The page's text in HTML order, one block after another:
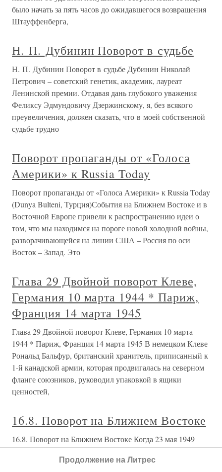
было начать за пять часов до ожидавшегося возвращения
Штауффенберга,
Н. П. Дубинин Поворот в судьбе
Н. П. Дубинин Поворот в судьбе Дубинин Николай
Петрович – советский генетик, академик, лауреат
Ленинской премии. Отдавая дань глубокого уважения
Феликсу Эдмундовичу Дзержинскому, я, без всякого
преувеличения, должен сказать, что в моей собственной
судьбе трудно
Поворот пропаганды от «Голоса
Америки» к Russia Today
Поворот пропаганды от «Голоса Америки» к Russia Today
(Dunya Bulteni, Турция)События на Ближнем Востоке и в
Восточной Европе привели к распространению идеи о
том, что мы находимся на пороге новой холодной войны,
разворачивающейся на линии США – Россия по оси
Восток – Запад. Это
Глава 29 Двойной поворот Клеве,
Германия 10 марта 1944 * Париж,
Франция 14 марта 1945
Глава 29 Двойной поворот Клеве, Германия 10 марта
1944 * Париж, Франция 14 марта 1945 В немецком Клеве
Рональд Бальфур, британский хранитель, приписанный к
1-й канадской армии, которая продвигалась на северном
фланге союзников, руководил упаковкой в ящики
ценностей,
16.8. Поворот на Ближнем Востоке
16.8. Поворот на Ближнем Востоке Когда 23 мая 1949
года заканчивается Берлинская блокада, Мартин Борман
по-нимает, что он не может больше рассчитывать на
Продолжение на Литрес